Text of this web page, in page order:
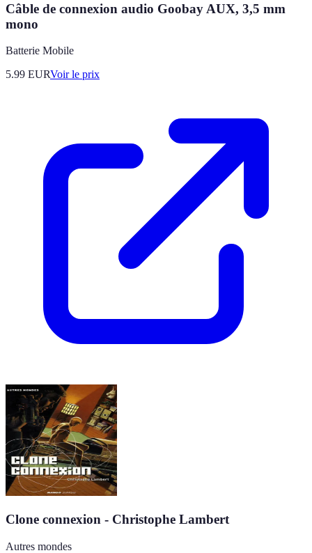
Câble de connexion audio Goobay AUX, 3,5 mm
mono
Batterie Mobile
5.99 EURVoir le prix
Clone connexion - Christophe Lambert
Autres mondes